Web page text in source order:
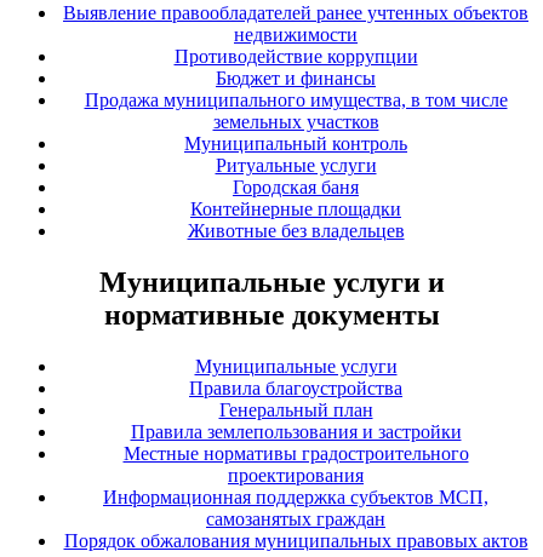
Выявление правообладателей ранее учтенных объектов
недвижимости
Противодействие коррупции
Бюджет и финансы
Продажа муниципального имущества, в том числе
земельных участков
Муниципальный контроль
Ритуальные услуги
Городская баня
Контейнерные площадки
Животные без владельцев
Муниципальные услуги и
нормативные документы
Муниципальные услуги
Правила благоустройства
Генеральный план
Правила землепользования и застройки
Местные нормативы градостроительного
проектирования
Информационная поддержка субъектов МСП,
самозанятых граждан
Порядок обжалования муниципальных правовых актов